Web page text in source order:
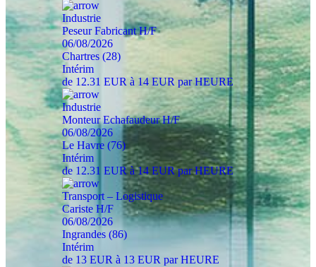
Industrie
Peseur Fabricant H/F
06/08/2026
Chartres (28)
Intérim
de 12.31 EUR à 14 EUR par HEURE
Industrie
Monteur Echafaudeur H/F
06/08/2026
Le Havre (76)
Intérim
de 12.31 EUR à 14 EUR par HEURE
Transport – Logistique
Cariste H/F
06/08/2026
Ingrandes (86)
Intérim
de 13 EUR à 13 EUR par HEURE